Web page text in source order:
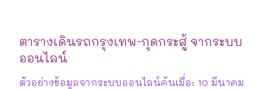
ตารางเดินรถกรุงเทพ-กุดกระสู้ จากระบบ
ออนไลน์
ตัวอย่างข้อมูลจากระบบออนไลน์ค้นเมื่อ: 10 มีนาคม